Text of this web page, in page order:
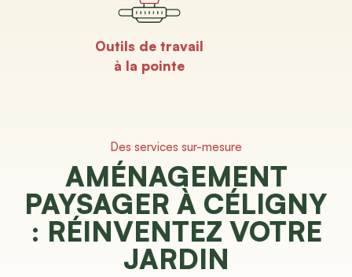
Outils de travail
à la pointe
Des services sur-mesure
AMÉNAGEMENT
PAYSAGER À CÉLIGNY
: RÉINVENTEZ VOTRE
JARDIN